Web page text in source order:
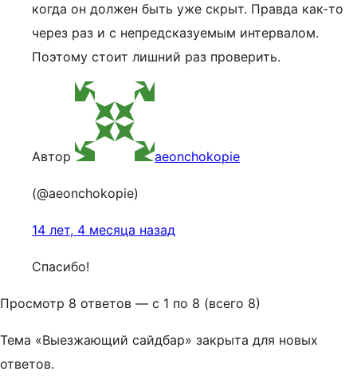
когда он должен быть уже скрыт. Правда как-то
через раз и с непредсказуемым интервалом.
Поэтому стоит лишний раз проверить.
Автор aeonchokopie
(@aeonchokopie)
14 лет, 4 месяца назад
Спасибо!
Просмотр 8 ответов — с 1 по 8 (всего 8)
Тема «Выезжающий сайдбар» закрыта для новых
ответов.